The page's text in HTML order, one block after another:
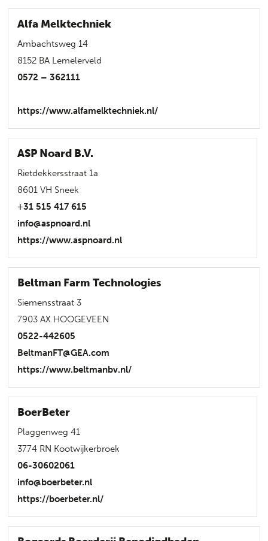
Alfa Melktechniek
Ambachtsweg 14
8152 BA Lemelerveld
0572 – 362111
https://www.alfamelktechniek.nl/
ASP Noard B.V.
Rietdekkersstraat 1a
8601 VH Sneek
+31 515 417 615
info@aspnoard.nl
https://www.aspnoard.nl
Beltman Farm Technologies
Siemensstraat 3
7903 AX HOOGEVEEN
0522-442605
BeltmanFT@GEA.com
https://www.beltmanbv.nl/
BoerBeter
Plaggenweg 41
3774 RN Kootwijkerbroek
06-30602061
info@boerbeter.nl
https://boerbeter.nl/